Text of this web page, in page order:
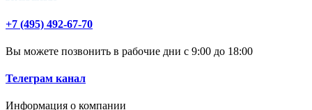
+7 (495) 492-67-70
Вы можете позвонить в рабочие дни с 9:00 до 18:00
Телеграм канал
Информация о компании